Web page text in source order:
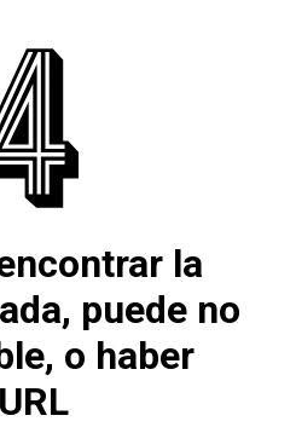
la
puede no
o haber